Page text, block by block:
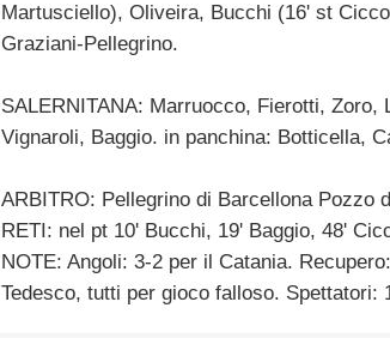
Martusciello), Oliveira, Bucchi (16' st
Graziani-Pellegrino.
SALERNITANA: Marruocco, Fierotti,
Vignaroli, Baggio. in panchina: Botticella,
ARBITRO: Pellegrino di Barcellona Pozzo
RETI: nel pt 10' Bucchi, 19' Baggio, 48'
NOTE: Angoli: 3-2 per il Catania.
Tedesco, tutti per gioco falloso. Spettatori: